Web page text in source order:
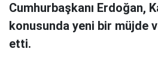
Cumhurbaşkanı Erdoğan,
konusunda yeni bir müjde
etti.